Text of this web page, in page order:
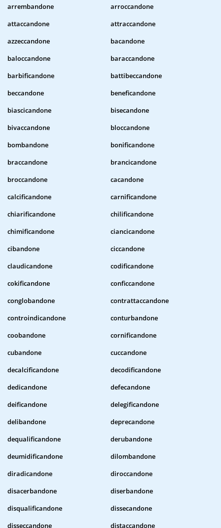
arrembandone
arroccandone
attaccandone
attraccandone
azzeccandone
bacandone
baloccandone
baraccandone
barbificandone
battibeccandone
beccandone
beneficandone
biascicandone
bisecandone
bivaccandone
bloccandone
bombandone
bonificandone
braccandone
brancicandone
broccandone
cacandone
calcificandone
carnificandone
chiarificandone
chilificandone
chimificandone
ciancicandone
cibandone
ciccandone
claudicandone
codificandone
cokificandone
conficcandone
conglobandone
contrattaccandone
controindicandone
conturbandone
coobandone
cornificandone
cubandone
cuccandone
decalcificandone
decodificandone
dedicandone
defecandone
deificandone
delegificandone
delibandone
deprecandone
dequalificandone
derubandone
deumidificandone
dilombandone
diradicandone
diroccandone
disacerbandone
diserbandone
disqualificandone
dissecandone
disseccandone
distaccandone